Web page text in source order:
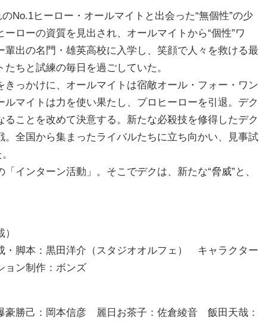
No.1ヒーロー・オールマイトと出会った“無個性”の少
ローの資質を見出され、オールマイトから“個性”ワ
出の名門・雄英高校に入学し、笑顔で人々を救ける最
ちと試練の毎日を過ごしていた。
っかけに、オールマイトは宿敵オール・フォー・ワン
マイトは力を使い果たし、プロヒーローを引退。デク
ことを改めて決意する。新たな必殺技を修得したデク
全国から集まったライバルたちに立ち向かい、見事試
インターン活動」。そこでデクは、新たな“脅威”と、
脚本：黒田洋介（スタジオオルフェ） キャラクター
ン制作：ボンズ
勝己：岡本信彦 麗日お茶子：佐倉綾音 飯田天哉：